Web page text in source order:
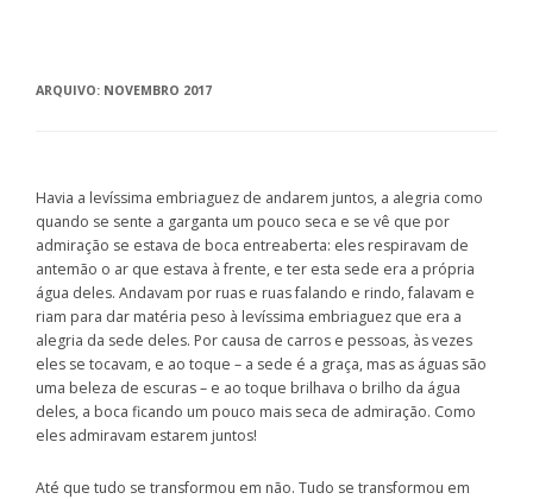
ARQUIVO: NOVEMBRO 2017
Havia a levíssima embriaguez de andarem juntos, a alegria como
quando se sente a garganta um pouco seca e se vê que por
admiração se estava de boca entreaberta: eles respiravam de
antemão o ar que estava à frente, e ter esta sede era a própria
água deles. Andavam por ruas e ruas falando e rindo, falavam e
riam para dar matéria peso à levíssima embriaguez que era a
alegria da sede deles. Por causa de carros e pessoas, às vezes
eles se tocavam, e ao toque – a sede é a graça, mas as águas são
uma beleza de escuras – e ao toque brilhava o brilho da água
deles, a boca ficando um pouco mais seca de admiração. Como
eles admiravam estarem juntos!
Até que tudo se transformou em não. Tudo se transformou em